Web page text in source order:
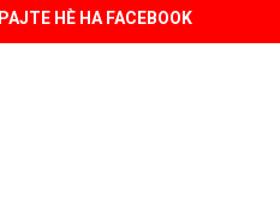
НÈ НА FACEBOOK